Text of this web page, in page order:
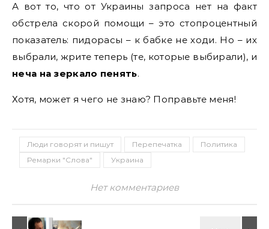
А вот то, что от Украины запроса нет на факт
обстрела скорой помощи – это стопроцентный
показатель: пидорасы – к бабке не ходи. Но – их
выбрали, жрите теперь (те, которые выбирали), и
неча на зеркало пенять.
Хотя, может я чего не знаю? Поправьте меня!
Люди говорят и пишут Перепечатка
Политика
Ремарки "Слова"
Украина
Нет комментариев